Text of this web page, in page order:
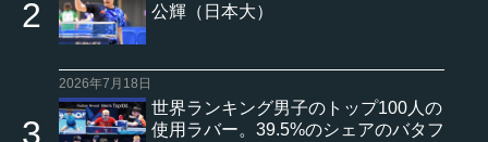
公輝（日本大）
2026年7月18日
世界ランキング男子のトップ100人の
使用ラバー。39.5%のシェアのバタフ